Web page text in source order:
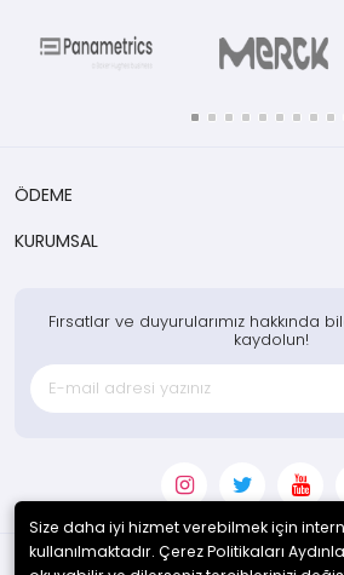
ÖDEME
KURUMSAL
Fırsatlar ve duyurularımız hakkında
kaydolun!
Size daha iyi hizmet verebilmek için
kullanılmaktadır. Çerez Politikaları